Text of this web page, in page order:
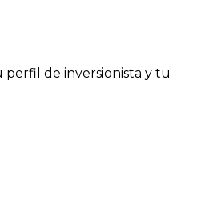
de inversionista y tu